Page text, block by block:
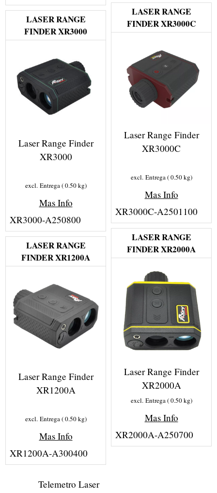
LASER RANGE
FINDER XR3000C
Laser Range Finder
XR3000C
excl. Entrega 0.50kg
Mas Info
XR3000C-A2501100
LASER RANGE
FINDER XR3000
Laser Range Finder
XR3000
excl. Entrega 0.50kg
Mas Info
XR3000-A250800
LASER RANGE
FINDER XR2000A
Laser Range Finder
XR2000A
excl. Entrega 0.50kg
Mas Info
XR2000A-A250700
LASER RANGE
FINDER XR1200A
Laser Range Finder
XR1200A
excl. Entrega 0.50kg
Mas Info
XR1200A-A300400
Telemetro Laser